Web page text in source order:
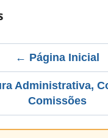
← Página Inicial
Administrativa,
Comissões